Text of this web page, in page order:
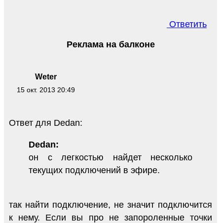
Ответить
Weter
15 окт. 2013 20:49
Реклама на балконе
Ответ для Dedan:
Dedan:
он с легкостью найдет несколько
текущих подключений в эфире.
так найти подключение, не значит подключится
к нему. Если вы про не запороленные точки